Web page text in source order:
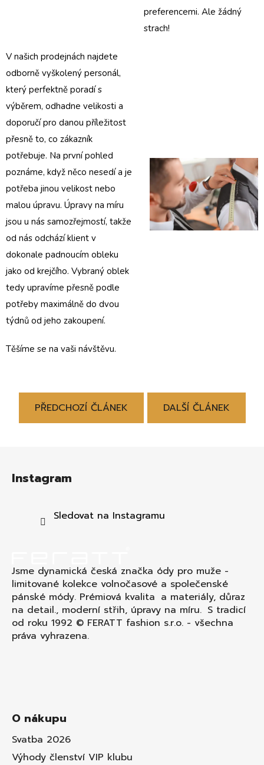
preferencemi. Ale žádný
strach!
V našich prodejnách najdete
odborně vyškolený personál,
který perfektně poradí s
výběrem, odhadne velikosti a
doporučí pro danou příležitost
přesně to, co zákazník
potřebuje. Na první pohled
poznáme, když něco nesedí a je
potřeba jinou velikost nebo
malou úpravu. Úpravy na míru
jsou u nás samozřejmostí, takže
od nás odchází klient v
dokonale padnoucím obleku
jako od krejčího. Vybraný oblek
tedy upravíme přesně podle
potřeby maximálně do dvou
týdnů od jeho zakoupení.
Těšíme se na vaši návštěvu.
PŘEDCHOZÍ ČLÁNEK DALŠÍ ČLÁNEK
Instagram
Sledovat na Instagramu
Jsme dynamická česká značka ódy pro muže -
limitované kolekce volnočasové a společenské
pánské módy. Prémiová kvalita a materiály, důraz
na detail., moderní střih, úpravy na míru. S tradicí
od roku 1992 © FERATT fashion s.r.o. - všechna
práva vyhrazena.
O nákupu
Svatba 2026
Výhody členství VIP klubu